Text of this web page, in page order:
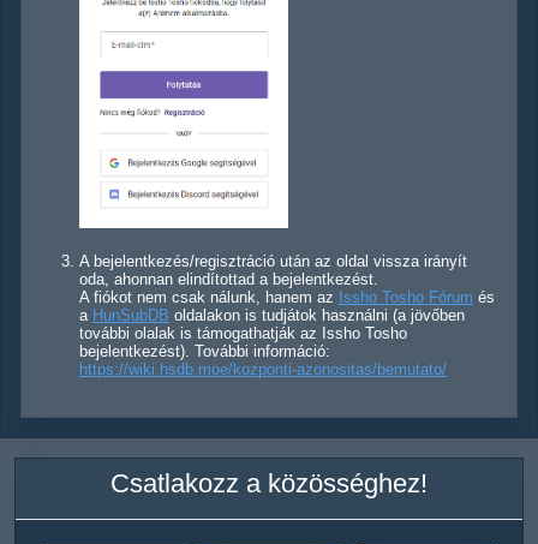
A bejelentkezés/regisztráció után az oldal vissza irányít
oda, ahonnan elindítottad a bejelentkezést.
A fiókot nem csak nálunk, hanem az Issho Tosho Fórum és
a HunSubDB oldalakon is tudjátok használni (a jövőben
további olalak is támogathatják az Issho Tosho
bejelentkezést). További információ:
https://wiki.hsdb.moe/kozponti-azonositas/bemutato/
Csatlakozz a közösséghez!